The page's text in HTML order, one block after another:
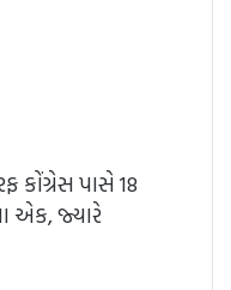
કોંગ્રેસ પાસે 18
એક, જ્યારે